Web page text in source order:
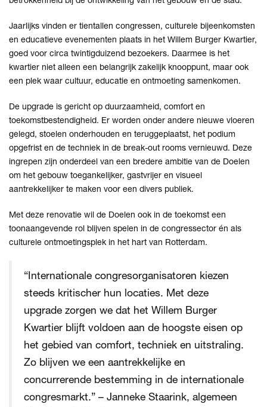
Jaarlijks vinden er tientallen congressen, culturele bijeenkomsten
en educatieve evenementen plaats in het Willem Burger Kwartier,
goed voor circa twintigduizend bezoekers. Daarmee is het
kwartier niet alleen een belangrijk zakelijk knooppunt, maar ook
een plek waar cultuur, educatie en ontmoeting samenkomen.
De upgrade is gericht op duurzaamheid, comfort en
toekomstbestendigheid. Er worden onder andere nieuwe vloeren
gelegd, stoelen onderhouden en teruggeplaatst, het podium
opgefrist en de techniek in de break-out rooms vernieuwd. Deze
ingrepen zijn onderdeel van een bredere ambitie van de Doelen
om het gebouw toegankelijker, gastvrijer en visueel
aantrekkelijker te maken voor een divers publiek.
Met deze renovatie wil de Doelen ook in de toekomst een
toonaangevende rol blijven spelen in de congressector én als
culturele ontmoetingsplek in het hart van Rotterdam.
“Internationale congresorganisatoren kiezen
steeds kritischer hun locaties. Met deze
upgrade zorgen we dat het Willem Burger
Kwartier blijft voldoen aan de hoogste eisen op
het gebied van comfort, techniek en uitstraling.
Zo blijven we een aantrekkelijke en
concurrerende bestemming in de internationale
congresmarkt.” – Janneke Staarink, algemeen